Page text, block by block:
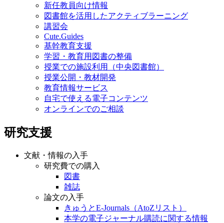
新任教員向け情報
図書館を活用したアクティブラーニング
講習会
Cute.Guides
基幹教育支援
学習・教育用図書の整備
授業での施設利用（中央図書館）
授業公開・教材開発
教育情報サービス
自宅で使える電子コンテンツ
オンラインでのご相談
研究支援
文献・情報の入手
研究費での購入
図書
雑誌
論文の入手
きゅうとE-Journals（AtoZリスト）
本学の電子ジャーナル購読に関する情報